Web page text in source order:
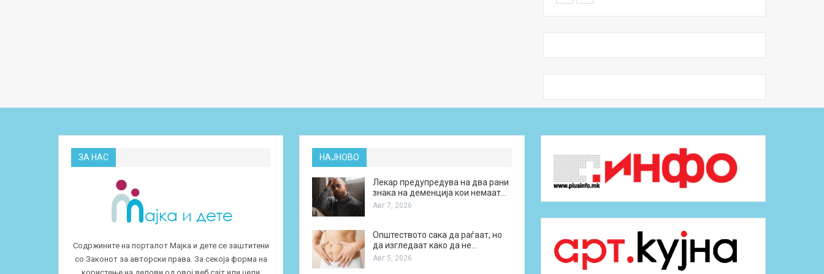
ЗА НАС
Содржините на порталот Мајка и дете се заштитени
со Законот за авторски права. За секоја форма на
НАЈНОВО
Лекар предупредува на два рани
знака на деменција кои немаат…
Авг 7, 2026
Општеството сака да раѓаат, но
да изгледаат како да не…
Авг 5, 2026